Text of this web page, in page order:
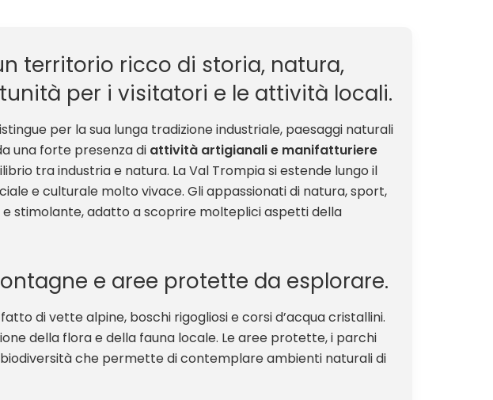
territorio ricco di storia, natura,
per i visitatori e le attività locali.
per la sua lunga tradizione industriale, paesaggi naturali
una forte presenza di attività artigianali e manifatturiere
tra industria e natura. La Val Trompia si estende lungo il
e culturale molto vivace. Gli appassionati di natura, sport,
stimolante, adatto a scoprire molteplici aspetti della
e aree protette da esplorare.
di vette alpine, boschi rigogliosi e corsi d’acqua cristallini.
della flora e della fauna locale. Le aree protette, i parchi
che permette di contemplare ambienti naturali di